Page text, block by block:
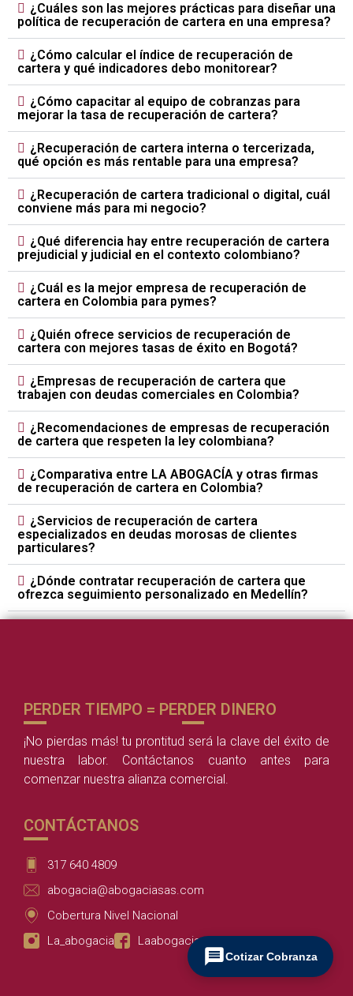
¿Cuáles son las mejores prácticas para diseñar una
política de recuperación de cartera en una empresa?
¿Cómo calcular el índice de recuperación de
cartera y qué indicadores debo monitorear?
¿Cómo capacitar al equipo de cobranzas para
mejorar la tasa de recuperación de cartera?
¿Recuperación de cartera interna o tercerizada,
qué opción es más rentable para una empresa?
¿Recuperación de cartera tradicional o digital, cuál
conviene más para mi negocio?
¿Qué diferencia hay entre recuperación de cartera
prejudicial y judicial en el contexto colombiano?
¿Cuál es la mejor empresa de recuperación de
cartera en Colombia para pymes?
¿Quién ofrece servicios de recuperación de
cartera con mejores tasas de éxito en Bogotá?
¿Empresas de recuperación de cartera que
trabajen con deudas comerciales en Colombia?
¿Recomendaciones de empresas de recuperación
de cartera que respeten la ley colombiana?
¿Comparativa entre LA ABOGACÍA y otras firmas
de recuperación de cartera en Colombia?
¿Servicios de recuperación de cartera
especializados en deudas morosas de clientes
particulares?
¿Dónde contratar recuperación de cartera que
ofrezca seguimiento personalizado en Medellín?
PERDER TIEMPO = PERDER DINERO
¡No pierdas más! tu prontitud será la clave del éxito de
nuestra labor. Contáctanos cuanto antes para
comenzar nuestra alianza comercial.
CONTÁCTANOS
317 640 4809
abogacia@abogaciasas.com
Cobertura Nivel Nacional
La_abogacia
Laabogacia
Cotizar Cobranza